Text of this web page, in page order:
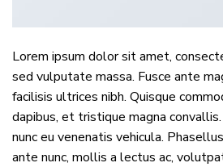
Lorem ipsum dolor sit amet,
sed vulputate massa. Fusce ante
facilisis ultrices nibh. Quisque
dapibus, et tristique magna
nunc eu venenatis vehicula.
ante nunc, mollis a lectus ac,